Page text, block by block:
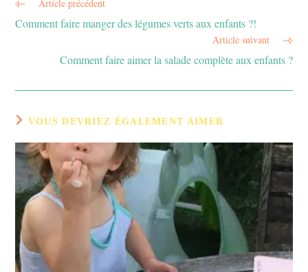
Read
articles
Article précédent
Comment faire manger des légumes verts aux enfants ?!
Article suivant
Comment faire aimer la salade complète aux enfants ?
VOUS DEVRIEZ ÉGALEMENT AIMER